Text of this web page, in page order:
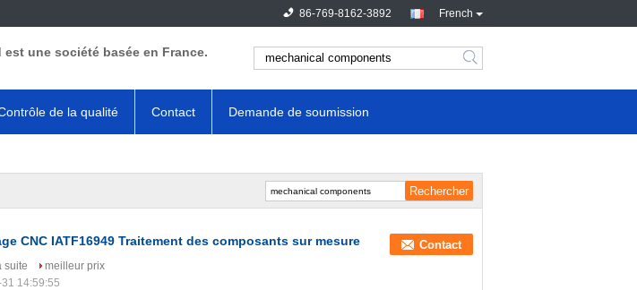
French
86-769-8162-3892
une société basée en France.
de la qualité Contact Demande de soumission
CNC IATF16949 Traitement des composants sur mesure Contact
suite
meilleur prix
14:59:55